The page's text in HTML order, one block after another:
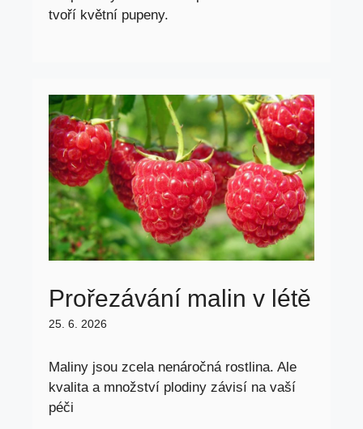
tvoří květní pupeny.
Prořezávání malin v létě
25. 6. 2026
Maliny jsou zcela nenáročná rostlina. Ale
kvalita a množství plodiny závisí na vaší
péči